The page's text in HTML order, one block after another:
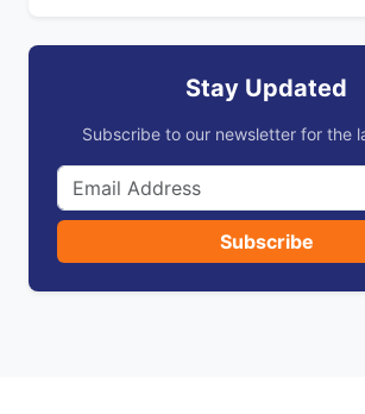
Stay Updated
Subscribe to our newsletter for the
Subscribe